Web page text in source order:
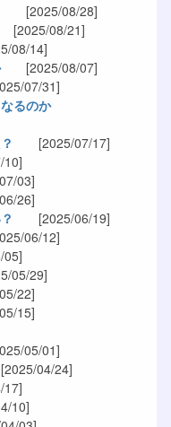
[2025/08/28]
08/21]
14]
[2025/08/07]
07/31]
るのか
[2025/07/17]
03]
26]
[2025/06/19]
06/12]
29]
22]
15]
05/01]
04/24]
10]